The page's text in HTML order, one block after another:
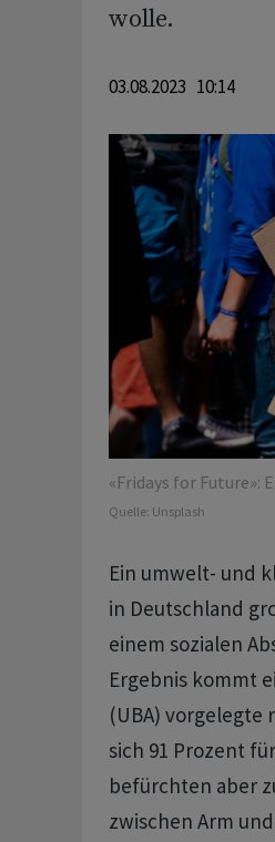
wolle.
03.08.2023 10:14
«Fridays for Future»:
Quelle: Unsplash
Ein umwelt- und
in Deutschland
einem sozialen
Ergebnis kommt
(UBA) vorgelegte
sich 91 Prozent
befürchten aber
zwischen Arm